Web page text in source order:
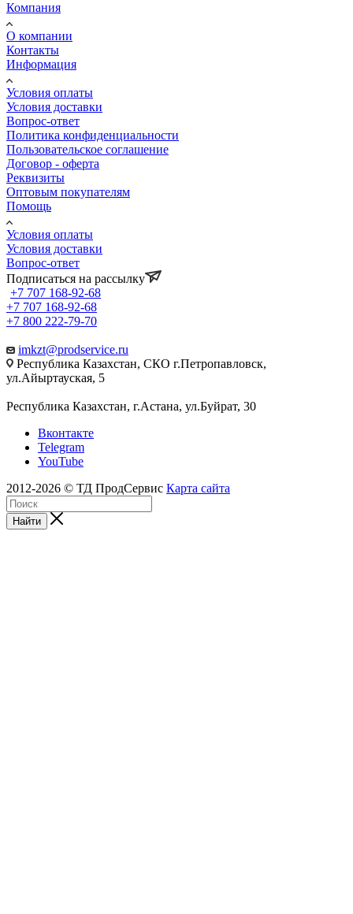
Компания
О компании
Контакты
Информация
Условия оплаты
Условия доставки
Вопрос-ответ
Политика конфиденциальности
Пользовательское соглашение
Договор - оферта
Реквизиты
Оптовым покупателям
Помощь
Условия оплаты
Условия доставки
Вопрос-ответ
Подписаться на рассылку
+7 707 168-92-68
+7 707 168-92-68
+7 800 222-79-70
imkzt@prodservice.ru
Республика Казахстан, СКО г.Петропавловск,
ул.Айыртауская, 5
Республика Казахстан, г.Астана, ул.Буйрат, 30
Вконтакте
Telegram
YouTube
2012-2026 © ТД ПродСервис Карта сайта
Найти